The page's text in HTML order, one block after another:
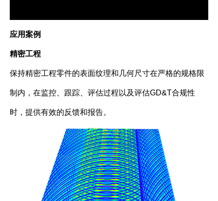
应用案例
精密工程
保持精密工程零件的表面纹理和几何尺寸在严格的规格限
制内，在监控、跟踪、评估过程以及评估GD&T合规性
时，提供有效的反馈和报告。